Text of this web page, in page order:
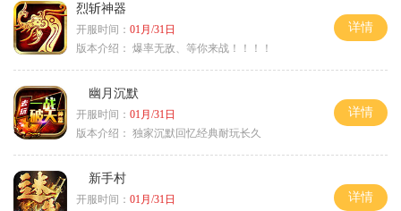
烈斩神器
开服时间： 01月/31日
版本介绍： 爆率无敌、等你来战！！！！
详情
幽月沉默
开服时间： 01月/31日
版本介绍： 独家沉默回忆经典耐玩长久
详情
新手村
开服时间： 01月/31日
详情